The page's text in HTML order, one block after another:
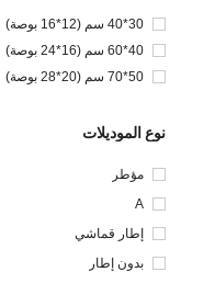
30*40 سم (12*16 بوصة)
40*60 سم (16*24 بوصة)
50*70 سم (20*28 بوصة)
نوع الموديلات
مؤطر
A
إطار قماشي
بدون إطار